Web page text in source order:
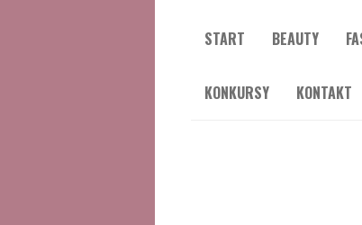
START BEAUTY
KONKURSY KONTAKT